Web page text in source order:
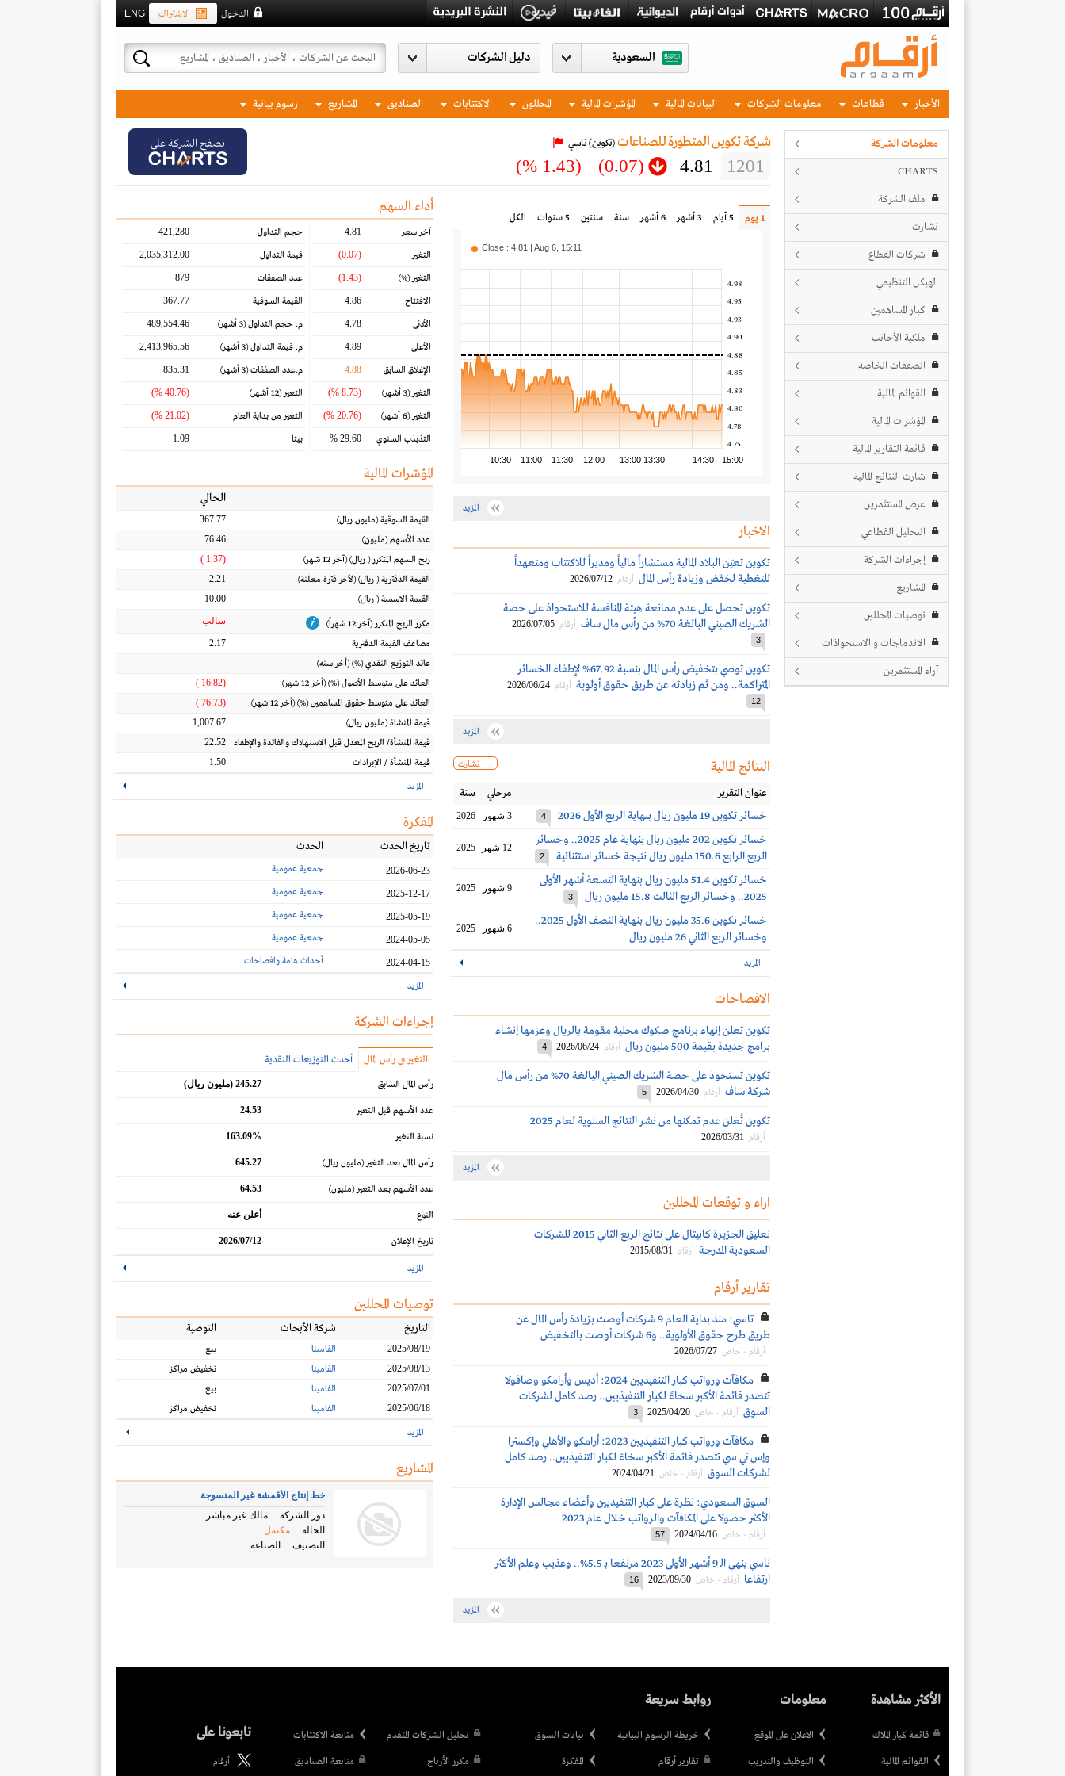
ENG الاشتراك الدخول
السعودية
الأخبار قطاعات معلومات الشركات البيانات المالية المؤشرات المالية المحللون الاكتتابات الصناديق المشاريع رسوم بيانية
معلومات الشركة
CHARTS
ملف الشركة
تشارت
شركات القطاع
الهيكل التنظيمي
كبار المساهمين
ملكية الأجانب
الصفقات الخاصة
القوائم المالية
المؤشرات المالية
قائمة التقارير المالية
شارت النتائج المالية
عرض المستثمرين
التحليل القطاعي
إجراءات الشركة
المشاريع
توصيات المحللين
الاندماجات و الاستحواذات
آراء المستثمرين
شركة تكوين المتطورة للصناعات(تكوين)تاسي
1201
4.81
(0.07)
(1.43 %)
تصفح الشركة على
1 يوم 5 أيام 3 أشهر 6 أشهر سنة سنتين 5 سنوات الكل
10:30 11:00 11:30 12:00 13:00 13:30 14:30 15:00
4.75
4.78
4.80
4.83
4.85
4.88
4.90
4.93
4.95
4.98
Close : 4.81 | Aug 6, 15:11
المزيد
الاخبار
تكوين تعيّـن البلاد المالية مستشاراً مالياً ومديراً للاكتتاب ومتعهداً
للتغطية لخفض وزيادة رأس المال أرقام 2026/07/12
تكوين تحصل على عدم ممانعة هيئة المنافسة للاستحواذ على حصة
الشريك الصيني البالغة 70% من رأس مال ساف
أرقام 2026/07/05
3
تكوين توصي بتخفيض رأس المال بنسبة 67.92% لإطفاء الخسائر
المتراكمة.. ومن ثم زيادته عن طريق حقوق أولوية أرقام 2026/06/24
12
المزيد
تشارت النتائج المالية
عنوان التقرير مرحلي سنة
خسائر تكوين 19 مليون ريال بنهاية الربع الأول 2026 4 3 شهور 2026
خسائر تكوين 202 مليون ريال بنهاية عام 2025.. وخسائر
الربع الرابع 150.6 مليون ريال نتيجة خسائر استثنائية
2
12 شهر 2025
خسائر تكوين 51.4 مليون ريال بنهاية التسعة أشهر الأولى
2025.. وخسائر الربع الثالث 15.8 مليون ريال
3
9 شهور 2025
خسائر تكوين 35.6 مليون ريال بنهاية النصف الأول 2025..
وخسائر الربع الثاني 26 مليون ريال
6 شهور 2025
المزيد
الافصاحات
تكوين تعلن إنهاء برنامج صكوك محلية مقومة بالريال وعزمها إنشاء
برامج جديدة بقيمة 500 مليون ريال
أرقام 2026/06/24
4
تكوين تستحوذ على حصة الشريك الصيني البالغة 70% من رأس مال
شركة ساف أرقام 2026/04/30
5
تكوين تُعلن عدم تمكنها من نشر النتائج السنوية لعام 2025
أرقام 2026/03/31
المزيد
اراء و توقعات المحللين
تعليق الجزيرة كابيتال على نتائج الربع الثاني 2015 للشركات
السعودية المدرجة‎ أرقام 2015/08/31
تقارير أرقام
تاسي: منذ بداية العام 9 شركات أوصت بزيادة رأس المال عن
طريق طرح حقوق الأولوية.. و6 شركات أوصت بالتخفيض
أرقام - خاص 2026/07/27
مكافآت ورواتب كبار التنفيذيين 2024: أديس وأرامكو وصافولا
تتصدر قائمة الأكبر سخاءً لكبار التنفيذيين.. رصد كامل لشركات
السوق أرقام - خاص 2025/04/20
3
مكافآت ورواتب كبار التنفيذيين 2023: أرامكو والأهلي وإكسترا
وإس تي سي تتصدر قائمة الأكبر سخاءً لكبار التنفيذيين.. رصد كامل
لشركات السوق أرقام - خاص 2024/04/21
السوق السعودي: نظرة على كبار التنفيذيين وأعضاء مجالس الإدارة
الأكثر حصولًا على المكافآت والرواتب خلال عام 2023
أرقام - خاص 2024/04/16
57
تاسي ينهي الـ 9 أشهر الأولى 2023 مرتفعا بـ 5.5%.. وعذيب وعلم الأكثر
ارتفاعا أرقام - خاص 2023/09/30
16
المزيد
أداء السهم
آخر سعر 4.81
التغير (0.07)
التغير(%)
(1.43)
الافتتاح 4.86
الأدنى 4.78
الأعلى 4.89
الإغلاق السابق 4.88
التغير(3 أشهر) (8.73 %)
التغير(6 أشهر) (20.76 %)
التذبذب السنوي 29.60 %
حجم التداول 421,280
قيمة التداول 2,035,312.00
عدد الصفقات 879
القيمة السوقية 367.77
م. حجم التداول(3 أشهر) 489,554.46
م. قيمة التداول(3 أشهر) 2,413,965.56
م.عدد الصفقات(3 أشهر) 835.31
التغير(12 أشهر) (40.76 %)
التغير من بداية العام (21.02 %)
بيتا 1.09
المؤشرات المالية
الحالي
القيمة السوقية(مليون ريال)
367.77
عدد الأسهم(مليون)
76.46
ربح السهم المتكرر( ريال) (آخر 12 شهر)
(1.37 )
القيمة الدفترية( ريال) (لأخر فترة معلنة)
2.21
القيمة الاسمية( ريال)
10.00
مكرر الربح المتكرر (آخر 12 شهراً) سالب
مضاعف القيمة الدفترية
2.17
عائد التوزيع النقدي(%) (أخر سنه)
-
العائد على متوسط الأصول(%) (أخر 12 شهر)
(16.82 )
العائد على متوسط حقوق المساهمين(%) (أخر 12 شهر)
(76.73 )
قيمة المنشاة(مليون ريال)
1,007.67
قيمة المنشأة/ الربح المعدل قبل الاستهلاك والفائدة والإطفاء
22.52
قيمة المنشأة / الإيرادات
1.50
المزيد
المفكرة
تاريخ الحدث الحدث
2026-06-23 جمعية عمومية
2025-12-17 جمعية عمومية
2025-05-19 جمعية عمومية
2024-05-05 جمعية عمومية
2024-04-15 أحداث هامة وافصاحات
المزيد
إجراءات الشركة
التغير في رأس المال أحدث التوزيعات النقدية
رأس المال السابق 245.27 (مليون ريال)
عدد الأسهم قبل التغير 24.53
نسبة التغير 163.09%
رأس المال بعد التغير(مليون ريال) 645.27
عدد الأسهم بعد التغير(مليون) 64.53
النوع أعلن عنه
تاريخ الإعلان 2026/07/12
المزيد
توصيات المحللين
التاريخ شركة الأبحاث التوصية
2025/08/19 الفامينا
بيع
2025/08/13
الفامينا
تخفيض مراكز
2025/07/01
الفامينا
بيع
2025/06/18
الفامينا تخفيض مراكز
المزيد
المشاريع
خط إنتاج الأقمشة غير المنسوجة
دور الشركة:
مالك غير مباشر
الحالة:
مكتمل
التصنيف:
الصناعة
الأكثر مشاهدة
قائمة كبار الملاك
القوائم المالية
معلومات
الاعلان على الموقع
التوظيف والتدريب
روابط سريعة
خريطة الرسوم البيانية
تقارير أرقام
بيانات السوق
المفكرة
تحليل الشركات المتقدم
مكرر الأرباح
متابعة الاكتتابات
متابعة الصناديق
تابعونا على
أرقام